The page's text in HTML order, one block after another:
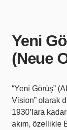
Yeni
(Neue
“Yeni Görüş”
Vision” olarak
1930’lara
akım, özellikle